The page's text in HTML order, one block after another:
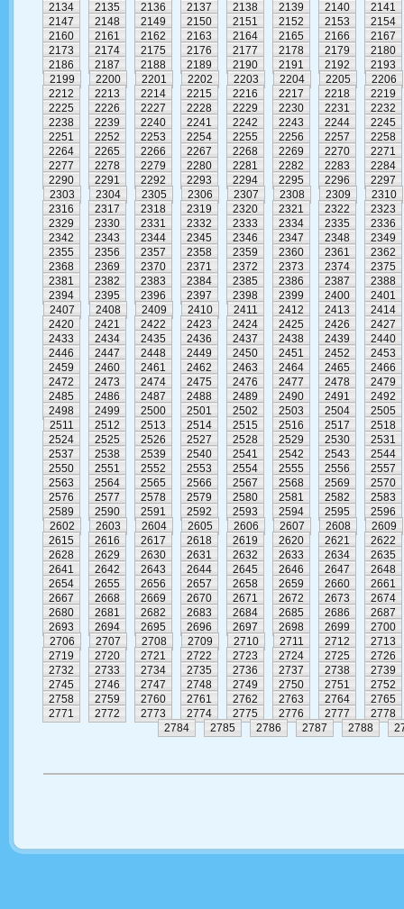
2134
2135 2136 2137 2138 2139 2140
2141
2147
2148 2149 2150 2151 2152 2153
2154
2160
2161 2162 2163 2164 2165 2166
2167
2173
2174 2175 2176 2177 2178 2179
2180
2186
2187 2188 2189 2190 2191 2192
2193
2199
2200 2201 2202 2203 2204 2205
2206
2212
2213 2214 2215 2216 2217 2218
2219
2225
2226 2227 2228 2229 2230 2231
2232
2238
2239 2240 2241 2242 2243 2244
2245
2251
2252 2253 2254 2255 2256 2257
2258
2264
2265 2266 2267 2268 2269 2270
2271
2277
2278 2279 2280 2281 2282 2283
2284
2290
2291 2292 2293 2294 2295 2296
2297
2303
2304 2305 2306 2307 2308 2309
2310
2316
2317 2318 2319 2320 2321 2322
2323
2329
2330 2331 2332 2333 2334 2335
2336
2342
2343 2344 2345 2346 2347 2348
2349
2355
2356 2357 2358 2359 2360 2361
2362
2368
2369 2370 2371 2372 2373 2374
2375
2381
2382 2383 2384 2385 2386 2387
2388
2394
2395 2396 2397 2398 2399 2400
2401
2407
2408 2409 2410 2411 2412 2413
2414
2420
2421 2422 2423 2424 2425 2426
2427
2433
2434 2435 2436 2437 2438 2439
2440
2446
2447 2448 2449 2450 2451 2452
2453
2459
2460 2461 2462 2463 2464 2465
2466
2472
2473 2474 2475 2476 2477 2478
2479
2485
2486 2487 2488 2489 2490 2491
2492
2498
2499 2500 2501 2502 2503 2504
2505
2511
2512 2513 2514 2515 2516 2517
2518
2524
2525 2526 2527 2528 2529 2530
2531
2537
2538 2539 2540 2541 2542 2543
2544
2550
2551 2552 2553 2554 2555 2556
2557
2563
2564 2565 2566 2567 2568 2569
2570
2576
2577 2578 2579 2580 2581 2582
2583
2589
2590 2591 2592 2593 2594 2595
2596
2602
2603 2604 2605 2606 2607 2608
2609
2615
2616 2617 2618 2619 2620 2621
2622
2628
2629 2630 2631 2632 2633 2634
2635
2641
2642 2643 2644 2645 2646 2647
2648
2654
2655 2656 2657 2658 2659 2660
2661
2667
2668 2669 2670 2671 2672 2673
2674
2680
2681 2682 2683 2684 2685 2686
2687
2693
2694 2695 2696 2697 2698 2699
2700
2706
2707 2708 2709 2710 2711 2712
2713
2719
2720 2721 2722 2723 2724 2725
2726
2732
2733 2734 2735 2736 2737 2738
2739
2745
2746 2747 2748 2749 2750 2751
2752
2758
2759 2760 2761 2762 2763 2764
2765
2771
2772 2773 2774 2775 2776 2777
2778
2784
2785 2786 2787 2788